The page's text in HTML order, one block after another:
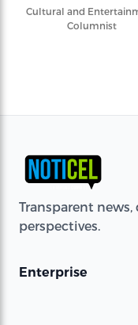
Cultural and
Columnist
Transparent
perspectives.
Enterprise